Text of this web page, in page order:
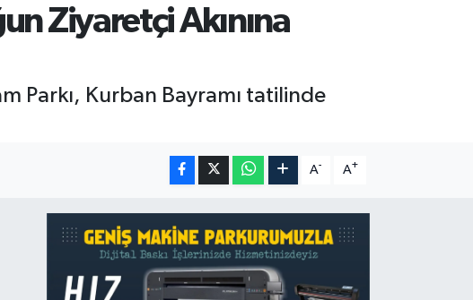
Ziyaretçi Akınına
Parkı, Kurban Bayramı tatilinde
A- A+